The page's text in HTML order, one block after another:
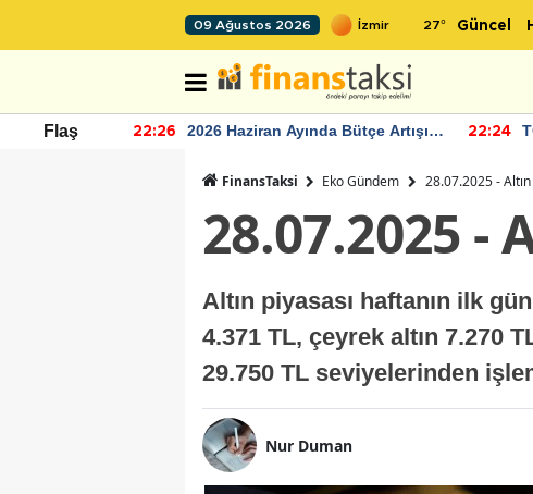
09 Ağustos 2026 27° Güncel
Flaş 22:26
2026 Haziran Ayında Bütçe Artışı
22:24
FinansTaksi Eko Gündem 28.07.2025 -
28.07.2025
Altın piyasası haftanın ilk
4.371 TL, çeyrek altın 7.270
29.750 TL seviyelerinden
Nur Duman